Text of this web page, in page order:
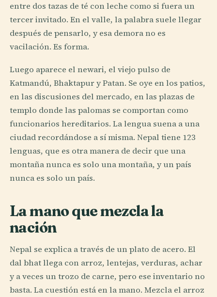
entre dos tazas de té con leche como si fuera un
tercer invitado. En el valle, la palabra suele llegar
después de pensarlo, y esa demora no es
vacilación. Es forma.
Luego aparece el newari, el viejo pulso de
Katmandú, Bhaktapur y Patan. Se oye en los patios,
en las discusiones del mercado, en las plazas de
templo donde las palomas se comportan como
funcionarios hereditarios. La lengua suena a una
ciudad recordándose a sí misma. Nepal tiene 123
lenguas, que es otra manera de decir que una
montaña nunca es solo una montaña, y un país
nunca es solo un país.
La mano que mezcla la
nación
Nepal se explica a través de un plato de acero. El
dal bhat llega con arroz, lentejas, verduras, achar
y a veces un trozo de carne, pero ese inventario no
basta. La cuestión está en la mano. Mezcla el arroz